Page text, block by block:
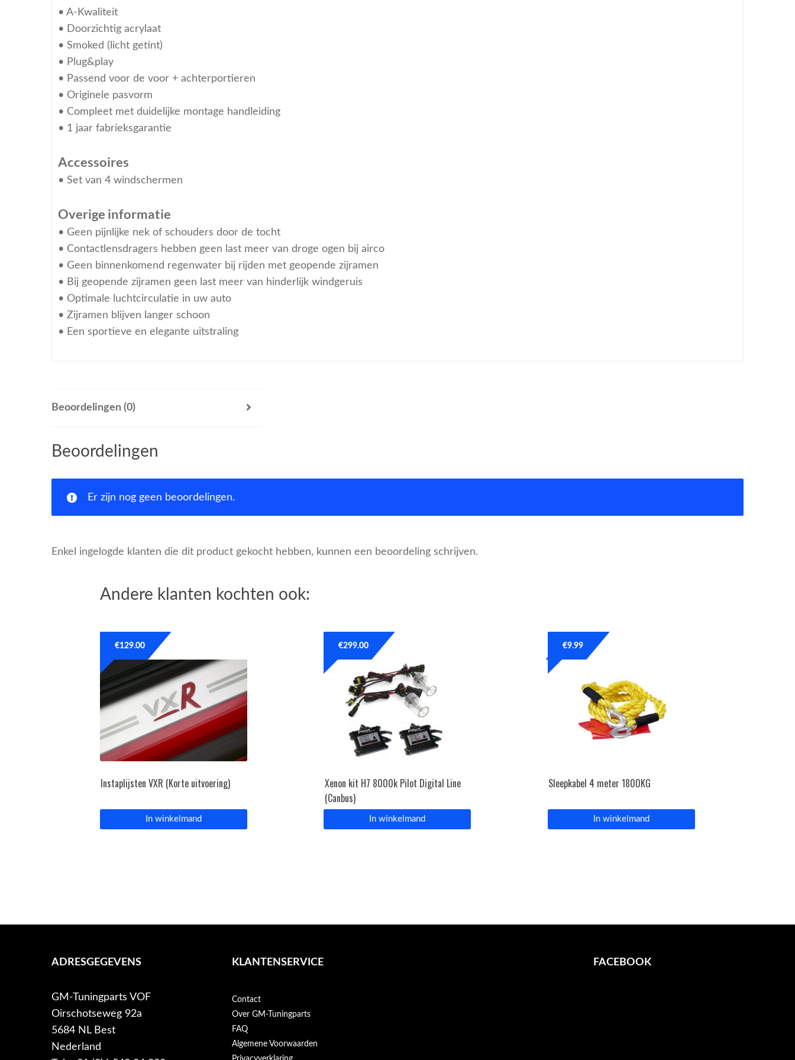
• A-Kwaliteit
• Doorzichtig acrylaat
• Smoked (licht getint)
• Plug&play
• Passend voor de voor + achterportieren
• Originele pasvorm
• Compleet met duidelijke montage handleiding
• 1 jaar fabrieksgarantie
Accessoires
• Set van 4 windschermen
Overige informatie
• Geen pijnlijke nek of schouders door de tocht
• Contactlensdragers hebben geen last meer van droge ogen bij airco
• Geen binnenkomend regenwater bij rijden met geopende zijramen
• Bij geopende zijramen geen last meer van hinderlijk windgeruis
• Optimale luchtcirculatie in uw auto
• Zijramen blijven langer schoon
• Een sportieve en elegante uitstraling
Beoordelingen (0)
Beoordelingen
Er zijn nog geen beoordelingen.
Enkel ingelogde klanten die dit product gekocht hebben, kunnen een beoordeling schrijven.
Andere klanten kochten ook:
Instaplijsten VXR (Korte uitvoering)
€129.00
In winkelmand
Xenon kit H7 8000k Pilot Digital Line
(Canbus)
€299.00
In winkelmand
Sleepkabel 4 meter 1800KG
€9.99
In winkelmand
ADRESGEGEVENS
GM-Tuningparts VOF
Oirschotseweg 92a
5684 NL Best
Nederland
KLANTENSERVICE
Contact
Over GM-Tuningparts
FAQ
Algemene Voorwaarden
FACEBOOK